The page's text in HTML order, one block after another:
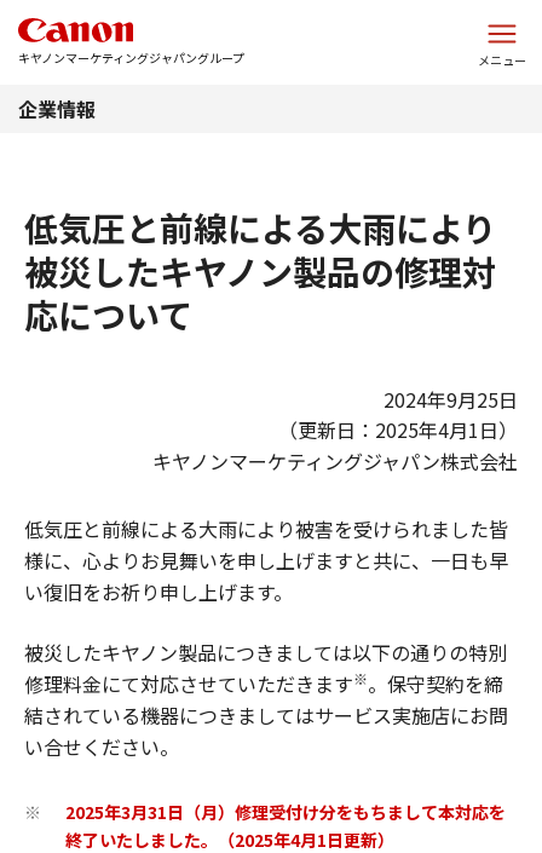
キヤノンマーケティングジャパングループ メニュー
企業情報
低気圧と前線による大雨により
被災したキヤノン製品の修理対
応について
2024年9月25日
（更新日：2025年4月1日）
キヤノンマーケティングジャパン株式会社
低気圧と前線による大雨により被害を受けられました皆
様に、心よりお見舞いを申し上げますと共に、一日も早
い復旧をお祈り申し上げます。
被災したキヤノン製品につきましては以下の通りの特別
修理料金にて対応させていただきます※。保守契約を締
結されている機器につきましてはサービス実施店にお問
い合せください。
※
2025年3月31日（月）修理受付け分をもちまして本対応を
終了いたしました。（2025年4月1日更新）